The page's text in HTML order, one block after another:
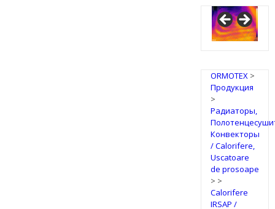
IRSAP
Design
Radiators
ORMOTEX>
Продукция
>
Радиаторы,
Конвекторы
/ Calorifere,
Uscatoare
de prosoape
> >
Calorifere
IRSAP /